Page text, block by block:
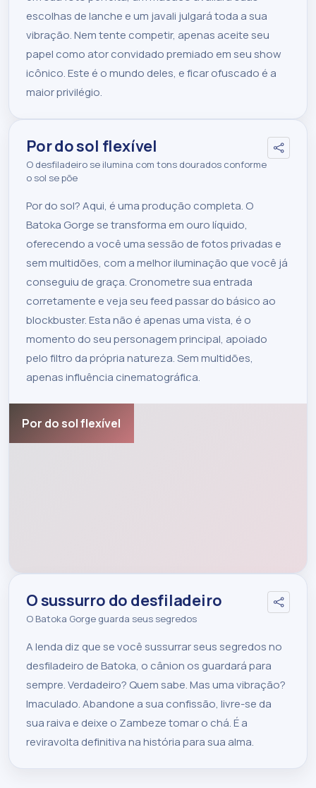
escolhas de lanche e um javali julgará toda a sua
vibração. Nem tente competir, apenas aceite seu
papel como ator convidado premiado em seu show
icônico. Este é o mundo deles, e ficar ofuscado é a
maior privilégio.
Por do sol flexível
O desfiladeiro se ilumina com tons dourados conforme
o sol se põe
Por do sol? Aqui, é uma produção completa. O
Batoka Gorge se transforma em ouro líquido,
oferecendo a você uma sessão de fotos privadas e
sem multidões, com a melhor iluminação que você já
conseguiu de graça. Cronometre sua entrada
corretamente e veja seu feed passar do básico ao
blockbuster. Esta não é apenas uma vista, é o
momento do seu personagem principal, apoiado
pelo filtro da própria natureza. Sem multidões,
apenas influência cinematográfica.
Por do sol flexível
O sussurro do desfiladeiro
O Batoka Gorge guarda seus segredos
A lenda diz que se você sussurrar seus segredos no
desfiladeiro de Batoka, o cânion os guardará para
sempre. Verdadeiro? Quem sabe. Mas uma vibração?
Imaculado. Abandone a sua confissão, livre-se da
sua raiva e deixe o Zambeze tomar o chá. É a
reviravolta definitiva na história para sua alma.